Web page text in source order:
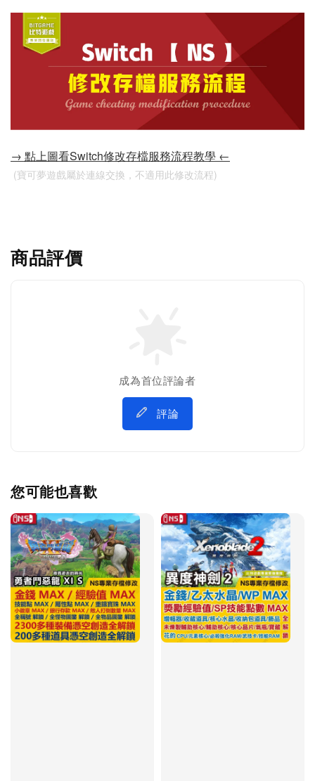
→ 點上圖看Switch修改存檔服務流程教學 ←
(寶可夢遊戲屬於連線交換，不適用此修改流程)
商品評價
成為首位評論者
評論
您可能也喜歡